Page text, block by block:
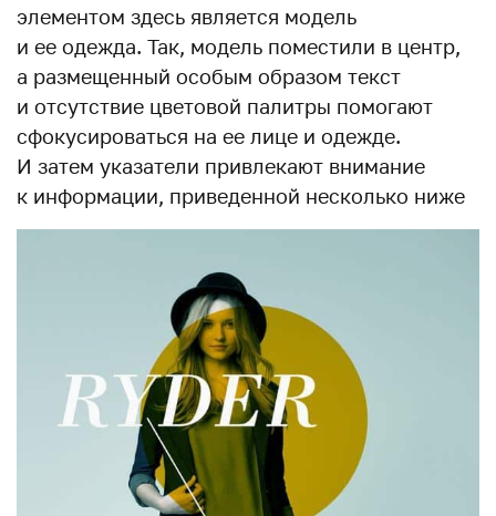
элементом здесь является модель
и ее одежда. Так, модель поместили в центр,
а размещенный особым образом текст
и отсутствие цветовой палитры помогают
сфокусироваться на ее лице и одежде.
И затем указатели привлекают внимание
к информации, приведенной несколько ниже